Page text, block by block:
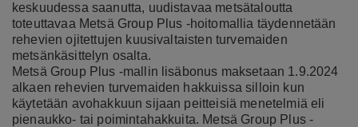
keskuudessa saanutta, uudistavaa metsätaloutta
toteuttavaa Metsä Group Plus -hoitomallia täydennetään
rehevien ojitettujen kuusivaltaisten turvemaiden
metsänkäsittelyn osalta.
Metsä Group Plus -mallin lisäbonus maksetaan 1.9.2024
alkaen rehevien turvemaiden hakkuissa silloin kun
käytetään avohakkuun sijaan peitteisiä menetelmiä eli
pienaukko- tai poimintahakkuita. Metsä Group Plus -